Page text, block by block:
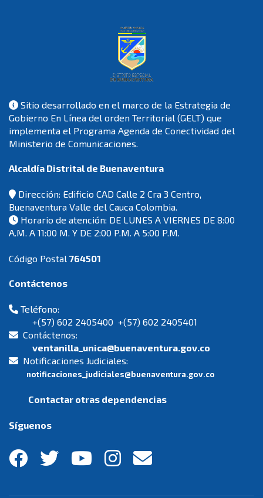
Sitio desarrollado en el marco de la Estrategia de
Gobierno En Línea del orden Territorial (GELT) que
implementa el Programa Agenda de Conectividad del
Ministerio de Comunicaciones.
Alcaldía Distrital de Buenaventura
Dirección: Edificio CAD Calle 2 Cra 3 Centro,
Buenaventura Valle del Cauca Colombia.
Horario de atención: DE LUNES A VIERNES DE 8:00
A.M. A 11:00 M. Y DE 2:00 P.M. A 5:00 P.M.
Código Postal 764501
Contáctenos
Teléfono:
+(57) 602 2405400 +(57) 602 2405401
Contáctenos:
ventanilla_unica@buenaventura.gov.co
Notificaciones Judiciales:
notificaciones_judiciales@buenaventura.gov.co
Contactar otras dependencias
Síguenos